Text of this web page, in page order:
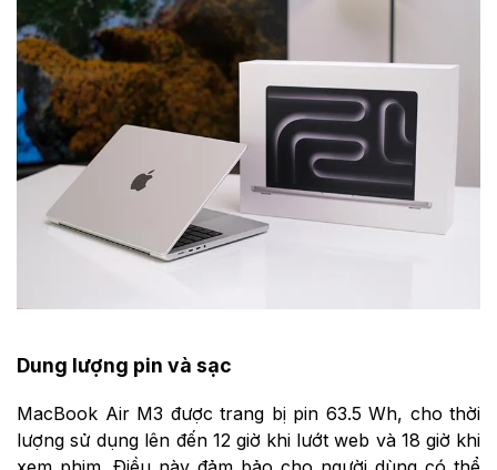
Dung lượng pin và sạc
MacBook Air M3 được trang bị pin 63.5 Wh, cho thời
lượng sử dụng lên đến 12 giờ khi lướt web và 18 giờ khi